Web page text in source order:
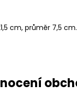
cm, průměr 7,5 cm.